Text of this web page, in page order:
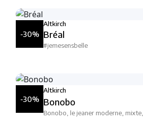
-30%
Altkirch
Bréal
#jemesensbelle
-30%
Altkirch
Bonobo